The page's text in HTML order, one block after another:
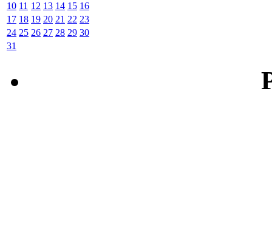
10 11 12 13 14 15 16
17 18 19 20 21 22 23
24 25 26 27 28 29 30
31